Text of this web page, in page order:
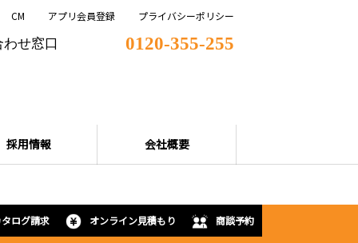
せ窓口 0120-355-255
採用情報 会社概要
CM アプリ会員登録 プライバシーポリシー
ログ請求 オンライン見積もり 商談予約